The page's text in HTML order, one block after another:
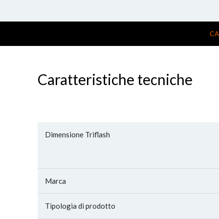
Caratteristiche tecniche
Dimensione Triflash
Marca
Tipologia di prodotto